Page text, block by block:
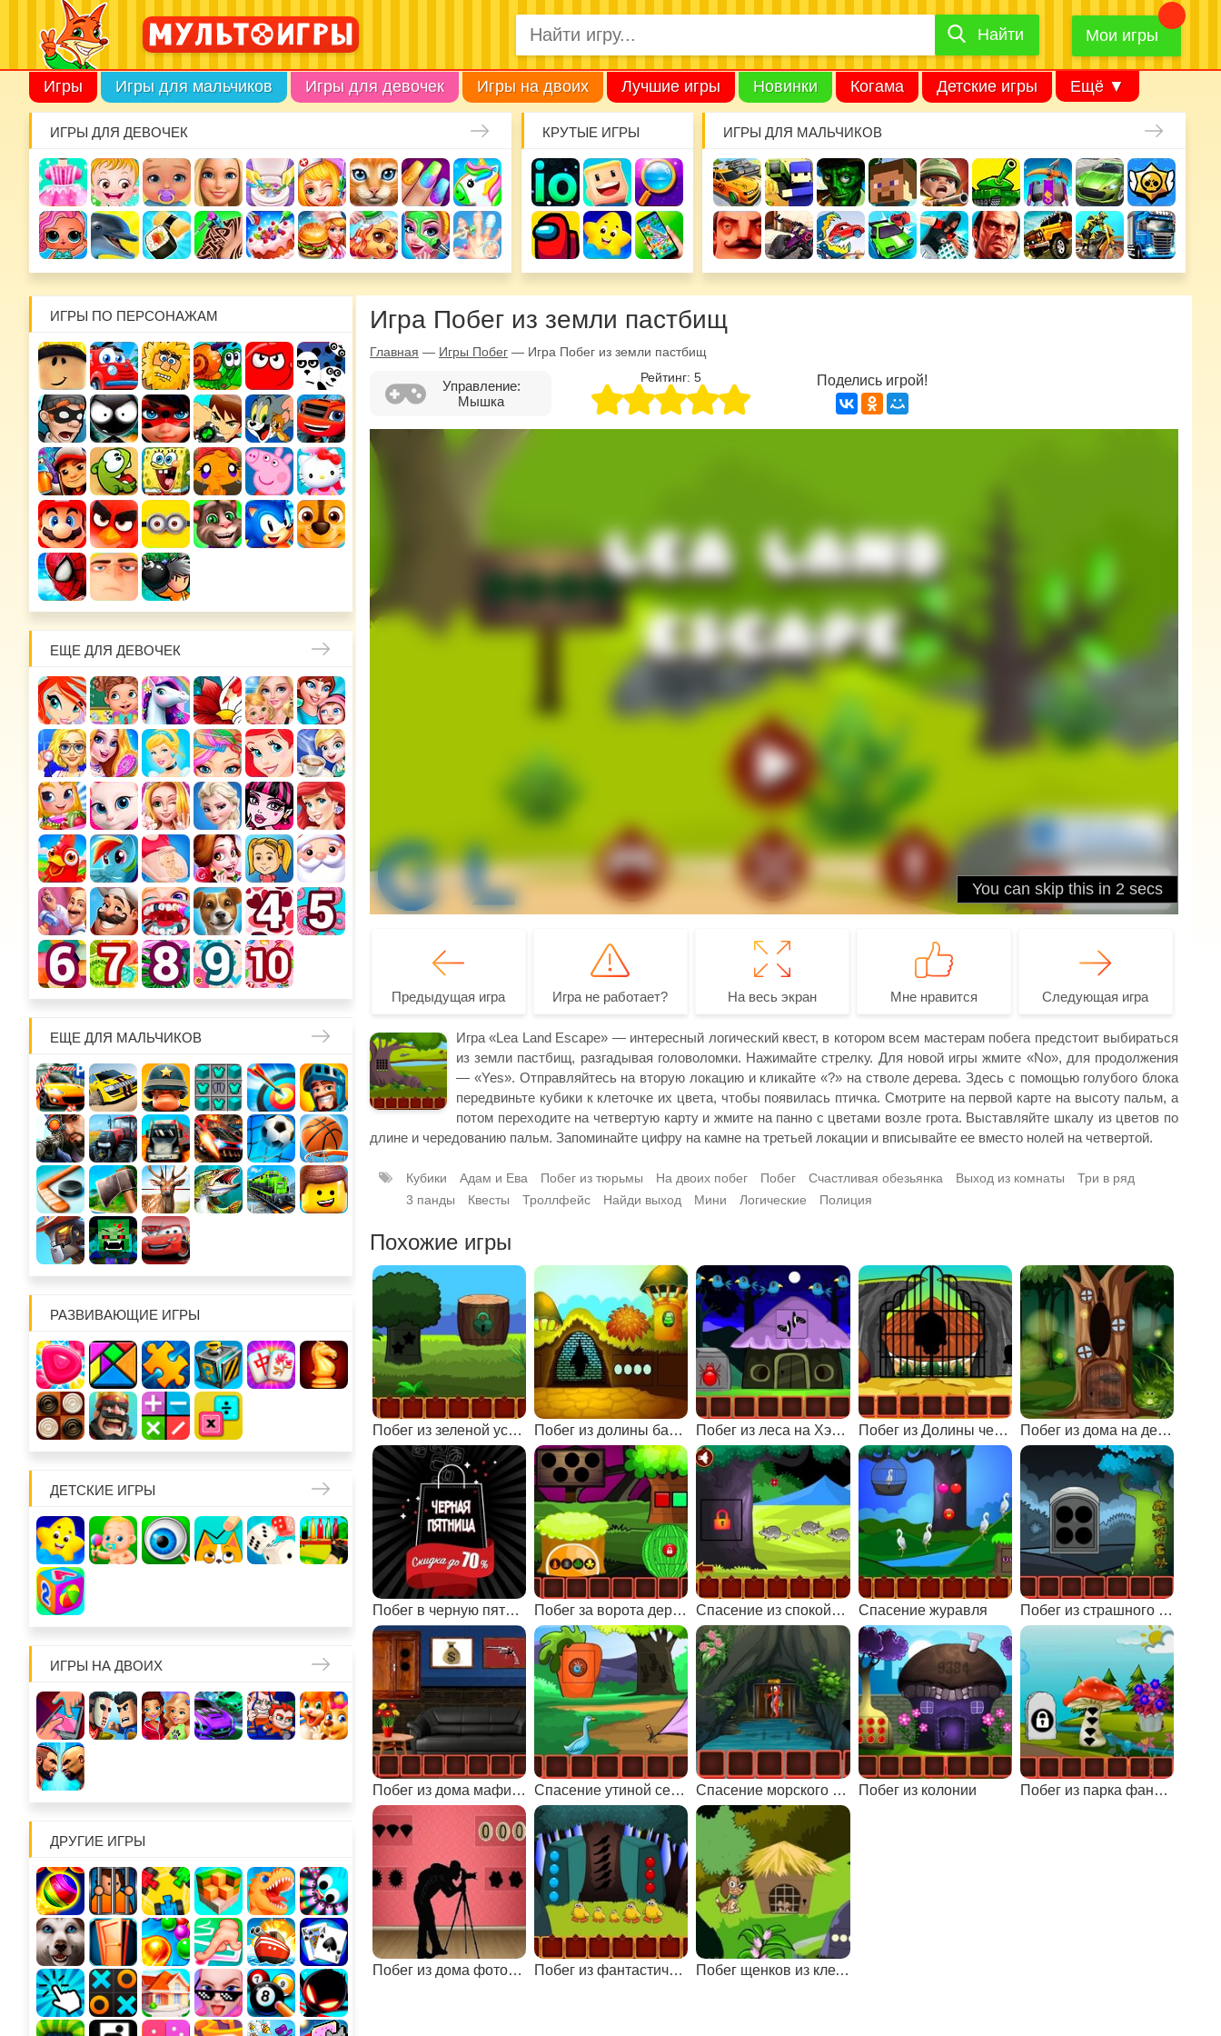
Найти
Найти Мои игры
Игры Игры для мальчиков Игры для девочек Игры на двоих Лучшие игры Новинки Когама Детские игры Ещё ▼
ИГРЫ ДЛЯ ДЕВОЧЕК КРУТЫЕ ИГРЫ ИГРЫ ДЛЯ МАЛЬЧИКОВ
ИГРЫ ПО ПЕРСОНАЖАМ
ЕЩЕ ДЛЯ ДЕВОЧЕК
ЕЩЕ ДЛЯ МАЛЬЧИКОВ
РАЗВИВАЮЩИЕ ИГРЫ
ДЕТСКИЕ ИГРЫ
ИГРЫ НА ДВОИХ
ДРУГИЕ ИГРЫ
Игра Побег из земли пастбищ
Главная — Игры Побег — Игра Побег из земли пастбищ
Управление:
Мышка
Рейтинг: 5 Поделись игрой!
Предыдущая игра Игра не работает? На весь экран Мне нравится Следующая игра
Игра «Lea Land Escape» — интересный логический квест, в котором всем мастерам побега предстоит выбираться
из земли пастбищ, разгадывая головоломки. Нажимайте стрелку. Для новой игры жмите «No», для продолжения
— «Yes». Отправляйтесь на вторую локацию и кликайте «?» на стволе дерева. Здесь с помощью голубого блока
передвиньте кубики к клеточке их цвета, чтобы появилась птичка. Смотрите на первой карте на высоту пальм, а
потом переходите на четвертую карту и жмите на панно с цветами возле грота. Выставляйте шкалу из цветов по
длине и чередованию пальм. Запоминайте цифру на камне на третьей локации и вписывайте ее вместо нолей на четвертой.
Кубики Адам и Ева Побег из тюрьмы На двоих побег Побег Счастливая обезьянка Выход из комнаты
Три в ряд
3 панды
Квесты Троллфейс Найди выход Мини Логические Полиция
Похожие игры
Побег из зеленой усадьбы Побег из долины башен Побег из леса на Хэллоуин 2 Побег из Долины черепа Побег из дома на дереве
Побег в черную пятницу Побег за ворота деревни Спасение из спокойной земли Спасение журавля Побег из страшного леса 2
Побег из дома мафиози Спасение утиной семьи: эпизод 1 Спасение морского конька Побег из колонии Побег из парка фантазий
Побег из дома фотографа Побег из фантастической земли Побег щенков из клетки